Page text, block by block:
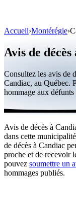
Personnalités
Québec
Canada
International
Par région
Par ville
Maisons funéraires
Accueil›Montérégie›
Avis de
Consultez les avis de
Candiac, au Québec.
hommage aux défunts
Avis de décès à
dans cette
de décès à Candiac
proche et de recevoir
pouvez soumettre un
hommages publiés.